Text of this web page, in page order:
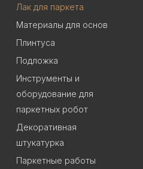
Лак для паркета
Материалы для основ
Плинтуса
Подложка
Инструменты и
оборудование для
паркетных робот
Декоративная
штукатурка
Паркетные работы